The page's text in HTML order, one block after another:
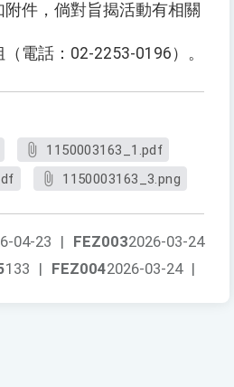
件，倘對旨揭活動有相關
電話：02-2253-0196）。
1150003163_1.pdf
1150003163_3.png
FEZ0032026-03-24
04-23
|
FEZ0042026-03-24 |
133 |